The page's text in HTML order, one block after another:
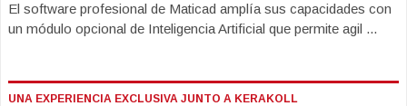
El software profesional de Maticad amplía sus capacidades con
un módulo opcional de Inteligencia Artificial que permite agil ...
UNA EXPERIENCIA EXCLUSIVA JUNTO A KERAKOLL